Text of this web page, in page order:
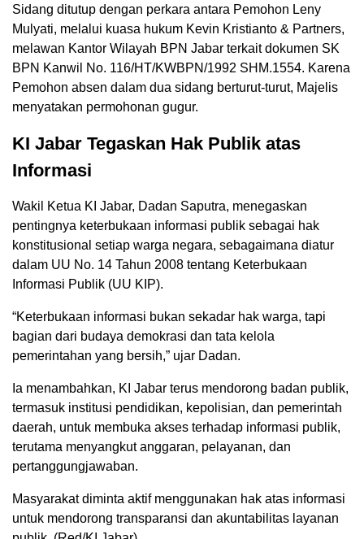
Sidang ditutup dengan perkara antara Pemohon Leny
Mulyati, melalui kuasa hukum Kevin Kristianto & Partners,
melawan Kantor Wilayah BPN Jabar terkait dokumen SK
BPN Kanwil No. 116/HT/KWBPN/1992 SHM.1554. Karena
Pemohon absen dalam dua sidang berturut-turut, Majelis
menyatakan permohonan gugur.
KI Jabar Tegaskan Hak Publik atas
Informasi
Wakil Ketua KI Jabar, Dadan Saputra, menegaskan
pentingnya keterbukaan informasi publik sebagai hak
konstitusional setiap warga negara, sebagaimana diatur
dalam UU No. 14 Tahun 2008 tentang Keterbukaan
Informasi Publik (UU KIP).
“Keterbukaan informasi bukan sekadar hak warga, tapi
bagian dari budaya demokrasi dan tata kelola
pemerintahan yang bersih,” ujar Dadan.
Ia menambahkan, KI Jabar terus mendorong badan publik,
termasuk institusi pendidikan, kepolisian, dan pemerintah
daerah, untuk membuka akses terhadap informasi publik,
terutama menyangkut anggaran, pelayanan, dan
pertanggungjawaban.
Masyarakat diminta aktif menggunakan hak atas informasi
untuk mendorong transparansi dan akuntabilitas layanan